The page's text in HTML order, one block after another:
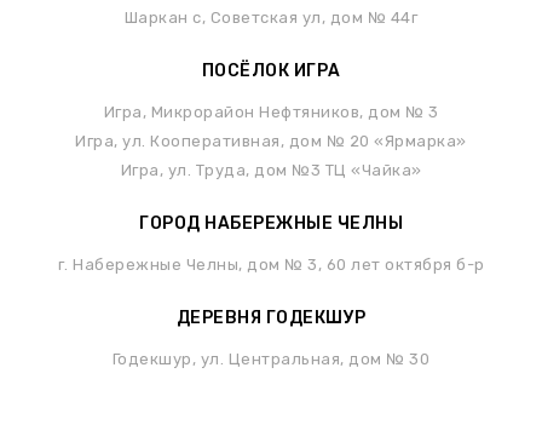
Шаркан с, Советская ул, дом № 44г
ПОСЁЛОК ИГРА
Игра, Микрорайон Нефтяников, дом № 3
Игра, ул. Кооперативная, дом № 20 «Ярмарка»
Игра, ул. Труда, дом №3 ТЦ «Чайка»
ГОРОД НАБЕРЕЖНЫЕ ЧЕЛНЫ
г. Набережные Челны, дом № 3, 60 лет октября б-р
ДЕРЕВНЯ ГОДЕКШУР
Годекшур, ул. Центральная, дом № 30